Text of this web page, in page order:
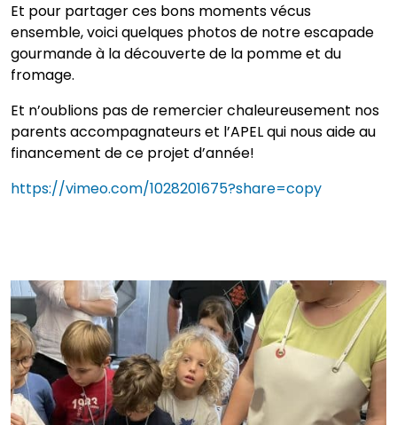
Et pour partager ces bons moments vécus
ensemble, voici quelques photos de notre escapade
gourmande à la découverte de la pomme et du
fromage.
Et n’oublions pas de remercier chaleureusement nos
parents accompagnateurs et l’APEL qui nous aide au
financement de ce projet d’année!
https://vimeo.com/1028201675?share=copy